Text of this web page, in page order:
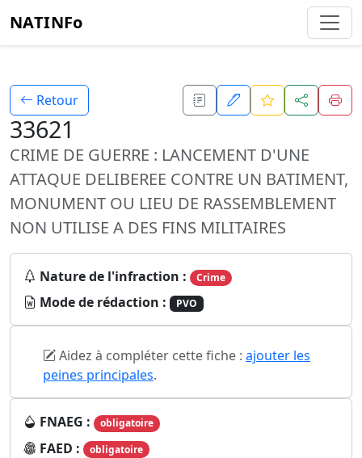
NATINFo
Retour
33621
CRIME DE GUERRE : LANCEMENT D'UNE
ATTAQUE DELIBEREE CONTRE UN BATIMENT,
MONUMENT OU LIEU DE RASSEMBLEMENT
NON UTILISE A DES FINS MILITAIRES
Nature de l'infraction : Crime
Mode de rédaction : PVO
Aidez à compléter cette fiche : ajouter les
peines principales.
FNAEG : obligatoire
FAED : obligatoire